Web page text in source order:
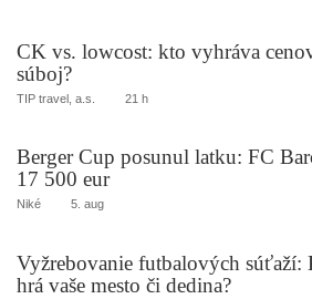
CK vs. lowcost: kto vyhráva
súboj?
TIP travel, a.s. 21 h
Berger Cup posunul latku: FC
17 500 eur
Niké 5. aug
Vyžrebovanie futbalových súťaží:
hrá vaše mesto či dedina?